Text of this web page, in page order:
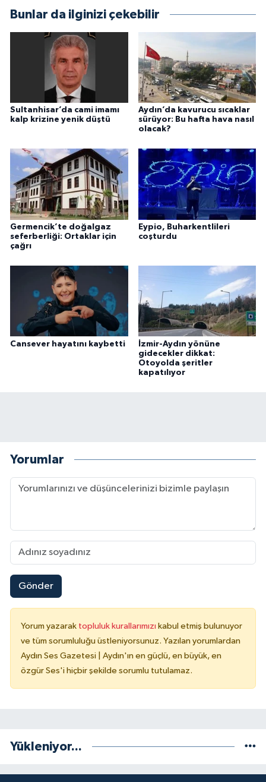
Bunlar da ilginizi çekebilir
Sultanhisar’da cami imamı
kalp krizine yenik düştü
Aydın’da kavurucu sıcaklar
sürüyor: Bu hafta hava nasıl
olacak?
Germencik’te doğalgaz
seferberliği: Ortaklar için
çağrı
Eypio, Buharkentlileri
coşturdu
Cansever hayatını kaybetti
İzmir-Aydın yönüne
gidecekler dikkat:
Otoyolda şeritler
kapatılıyor
Yorumlar
Gönder
Yorum yazarak topluluk kurallarımızı kabul etmiş bulunuyor
ve tüm sorumluluğu üstleniyorsunuz. Yazılan yorumlardan
Aydın Ses Gazetesi | Aydın'ın en güçlü, en büyük, en
özgür Ses'i hiçbir şekilde sorumlu tutulamaz.
Yükleniyor...